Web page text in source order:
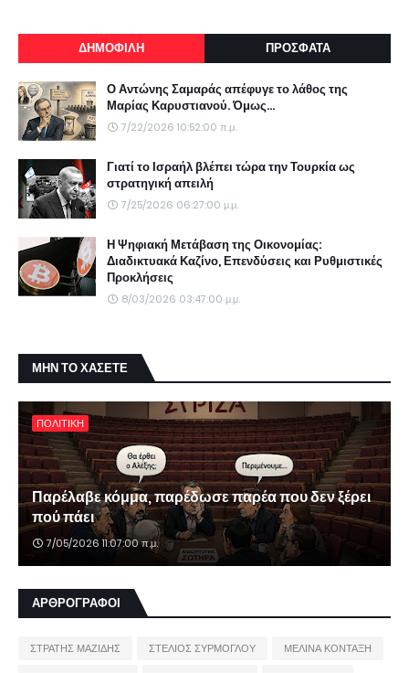
ΔΗΜΟΦΙΛΗ ΠΡΟΣΦΑΤΑ
Ο Αντώνης Σαμαράς απέφυγε το λάθος της
Μαρίας Καρυστιανού. Όμως...
7/22/2026 10:52:00 π.μ.
Γιατί το Ισραήλ βλέπει τώρα την Τουρκία ως
στρατηγική απειλή
7/25/2026 06:27:00 μ.μ.
Η Ψηφιακή Μετάβαση της Οικονομίας:
Διαδικτυακά Καζίνο, Επενδύσεις και Ρυθμιστικές
Προκλήσεις
8/03/2026 03:47:00 μ.μ.
ΜΗΝ ΤΟ ΧΑΣΕΤΕ
ΠΟΛΙΤΙΚΗ
Παρέλαβε κόμμα, παρέδωσε παρέα που δεν ξέρει
πού πάει
7/05/2026 11:07:00 π.μ.
ΑΡΘΡΟΓΡΑΦΟΙ
ΣΤΡΑΤΗΣ ΜΑΖΙΔΗΣ ΣΤΕΛΙΟΣ ΣΥΡΜΟΓΛΟΥ
ΜΕΛΙΝΑ ΚΟΝΤΑΞΗ